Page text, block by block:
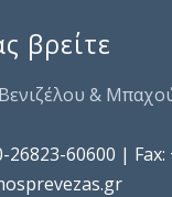
βρείτε
&
60600 | Fax: